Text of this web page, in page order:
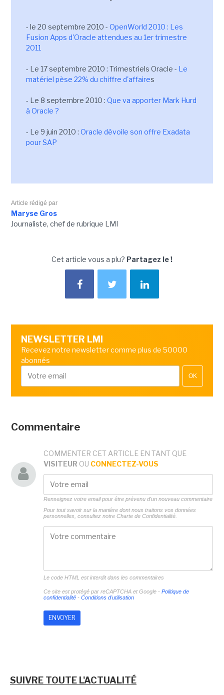
- le 20 septembre 2010 - OpenWorld 2010 : Les
Fusion Apps d'Oracle attendues au 1er trimestre
2011
- Le 17 septembre 2010 : Trimestriels Oracle - Le
matériel pèse 22% du chiffre d'affaires
- Le 8 septembre 2010 : Que va apporter Mark Hurd
à Oracle ?
- Le 9 juin 2010 : Oracle dévoile son offre Exadata
pour SAP
Article rédigé par
Maryse Gros
Journaliste, chef de rubrique LMI
Cet article vous a plu? Partagez le !
NEWSLETTER LMI
Recevez notre newsletter comme plus de 50000
abonnés
OK
Commentaire
COMMENTER CET ARTICLE EN TANT QUE
VISITEUR OU CONNECTEZ-VOUS
Renseignez votre email pour être prévenu d'un nouveau commentaire
Pour tout savoir sur la manière dont nous traitons vos données
personnelles, consultez notre Charte de Confidentialité.
Le code HTML est interdit dans les commentaires
Ce site est protégé par reCAPTCHA et Google - Politique de
confidentialité- Conditions d'utilisation
SUIVRE TOUTE L'ACTUALITÉ